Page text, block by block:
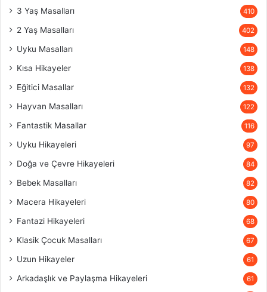
3 Yaş Masalları 410
2 Yaş Masalları 402
Uyku Masalları 148
Kısa Hikayeler 138
Eğitici Masallar 132
Hayvan Masalları 122
Fantastik Masallar 116
Uyku Hikayeleri 97
Doğa ve Çevre Hikayeleri 84
Bebek Masalları 82
Macera Hikayeleri 80
Fantazi Hikayeleri 68
Klasik Çocuk Masalları 67
Uzun Hikayeler 61
Arkadaşlık ve Paylaşma Hikayeleri 61